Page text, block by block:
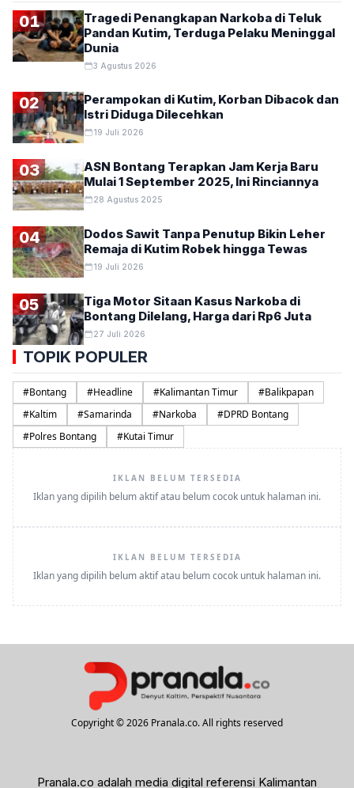
01
Tragedi Penangkapan Narkoba di Teluk
Pandan Kutim, Terduga Pelaku Meninggal
Dunia
3 Agustus 2026
02
Perampokan di Kutim, Korban Dibacok dan
Istri Diduga Dilecehkan
19 Juli 2026
03
ASN Bontang Terapkan Jam Kerja Baru
Mulai 1 September 2025, Ini Rinciannya
28 Agustus 2025
04
Dodos Sawit Tanpa Penutup Bikin Leher
Remaja di Kutim Robek hingga Tewas
19 Juli 2026
05
Tiga Motor Sitaan Kasus Narkoba di
Bontang Dilelang, Harga dari Rp6 Juta
27 Juli 2026
TOPIK POPULER
#Bontang #Headline #Kalimantan Timur #Balikpapan
#Kaltim #Samarinda #Narkoba #DPRD Bontang
#Polres Bontang #Kutai Timur
IKLAN BELUM TERSEDIA
Iklan yang dipilih belum aktif atau belum cocok untuk halaman ini.
IKLAN BELUM TERSEDIA
Iklan yang dipilih belum aktif atau belum cocok untuk halaman ini.
Copyright © 2026 Pranala.co. All rights reserved
Pranala.co adalah media digital referensi Kalimantan